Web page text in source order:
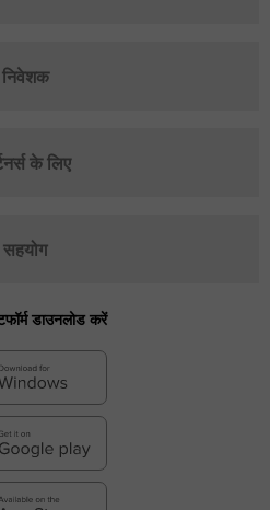
निवेशक
के लिए
सहयोग
डाउनलोड करें